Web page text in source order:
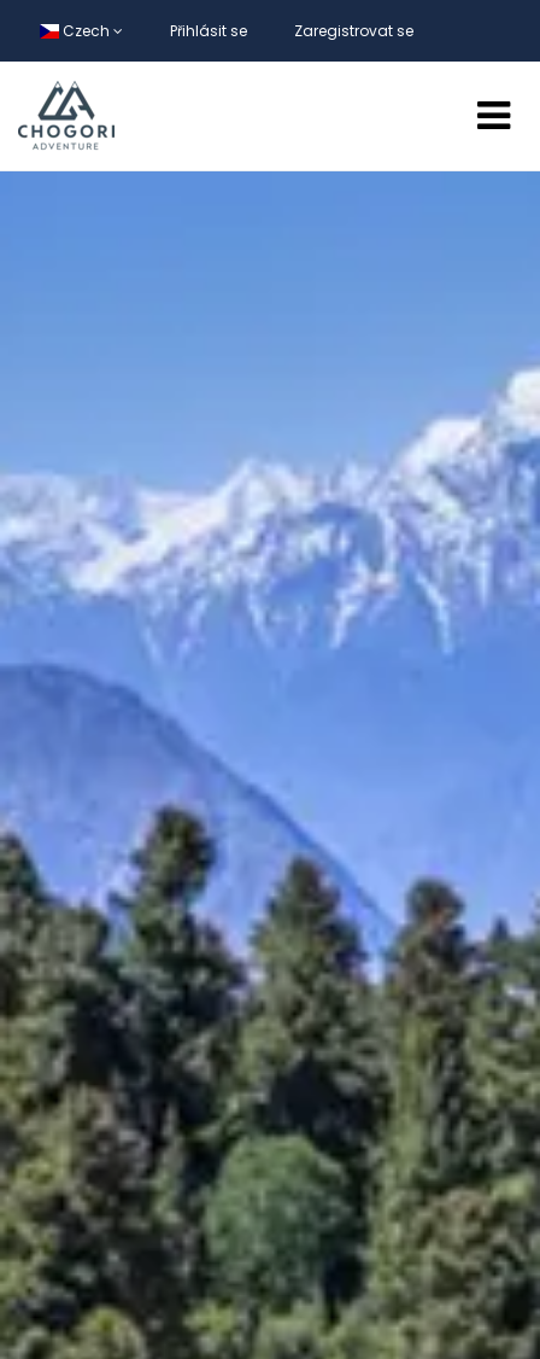
Czech Přihlásit se Zaregistrovat se